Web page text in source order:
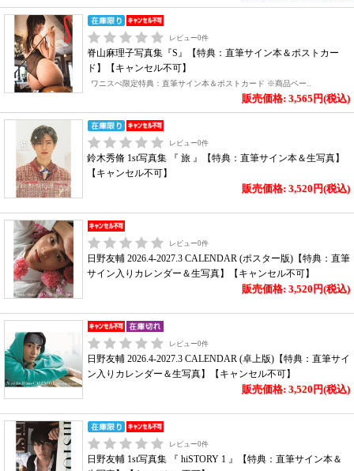
レビュー0件
脊山麻理子写真集『S』【特典：直筆サイン本＆ポストカー
ド】【キャンセル不可】
ワニスぺ限定特典：直筆サイン本＆ポストカード ※商品ペー..
販売価格: 3,565円(税込)
レビュー0件
鈴木秀脩 1st写真集 『 旅 』【特典：直筆サイン本＆生写真】
【キャンセル不可】
販売価格: 3,520円(税込)
レビュー0件
日野友輔 2026.4-2027.3 CALENDAR (ポスター版)【特典：直筆
サイン入りカレンダー＆生写真】【キャンセル不可】
販売価格: 3,520円(税込)
レビュー0件
日野友輔 2026.4-2027.3 CALENDAR (卓上版)【特典：直筆サイ
ン入りカレンダー＆生写真】【キャンセル不可】
販売価格: 3,520円(税込)
レビュー0件
日野友輔 1st写真集 『 hiSTORY 1 』【特典：直筆サイン本＆